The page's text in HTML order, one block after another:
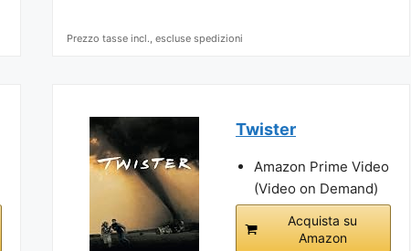
Prezzo tasse incl., escluse spedizioni
Twister
Amazon Prime Video
(Video on Demand)
Acquista su
Amazon